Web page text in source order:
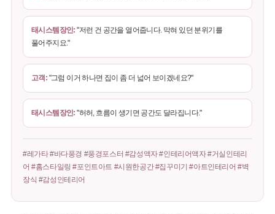
태시스템장인: "저런 건 공간을 열어줍니다. 막혀 있던 분위기를
풀어주지요."
고객: "그럼 이거 하나면 집이 좀 더 넓어 보이겠네요?"
태시스템장인: "허허, 흐름이 생기면 공간도 달라집니다."
#레가타 #바다풍경 #풍경포스터 #감성액자 #인테리어액자 #거실인테리
어 #홈스타일링 #포인트아트 #시원한공간 #집꾸미기 #아트인테리어 #벽
장식 #감성인테리어